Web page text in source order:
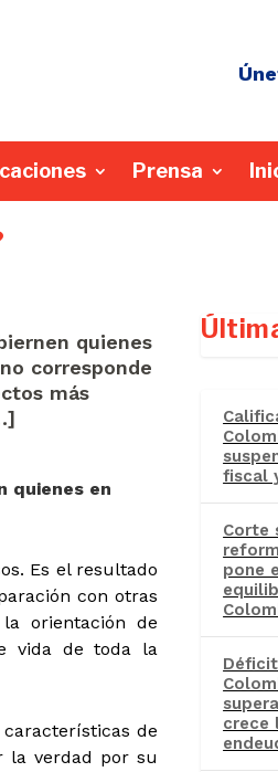
Prensa
quienes
corresponde
más
quienes en
Es el resultado
con otras
orientación de
vida de toda la
de
la verdad por su
fiscal
Corte
pone
crece